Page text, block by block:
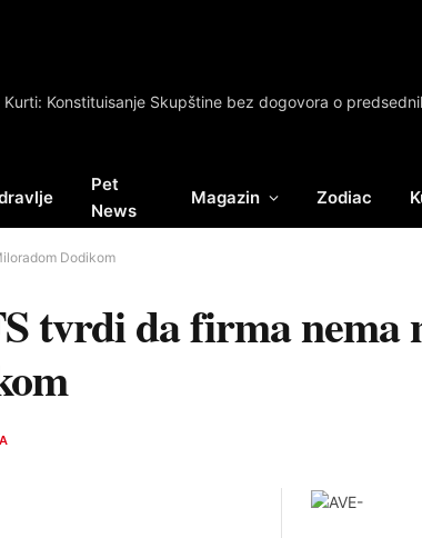
Pet
News
Magazin Zodiac
Dodikom
tvrdi da firma nema